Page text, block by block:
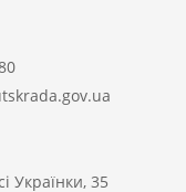
Українки, 35